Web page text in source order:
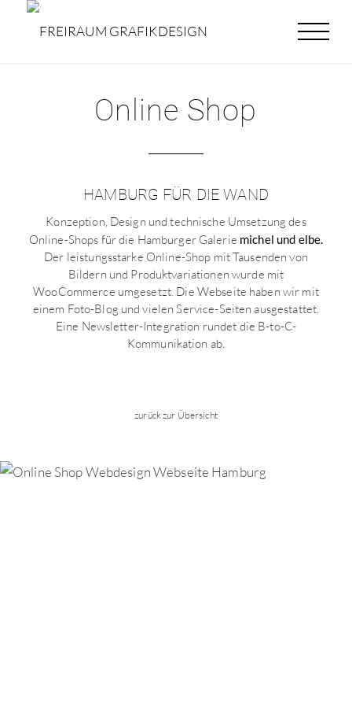
Online Shop
HAMBURG FÜR DIE WAND
Konzeption, Design und technische Umsetzung des
Online-Shops für die Hamburger Galerie michel und elbe.
Der leistungsstarke Online-Shop mit Tausenden von
Bildern und Produktvariationen wurde mit
WooCommerce umgesetzt. Die Webseite haben wir mit
einem Foto-Blog und vielen Service-Seiten ausgestattet.
Eine Newsletter-Integration rundet die B-to-C-
Kommunikation ab.
zurück zur Übersicht